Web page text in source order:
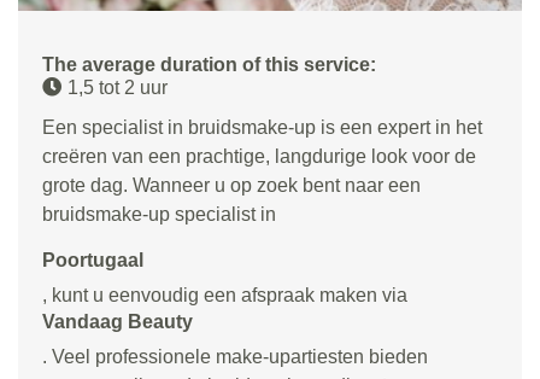
The average duration of this service:
1,5 tot 2 uur
Een specialist in bruidsmake-up is een expert in het
creëren van een prachtige, langdurige look voor de
grote dag. Wanneer u op zoek bent naar een
bruidsmake-up specialist in
Poortugaal
, kunt u eenvoudig een afspraak maken via
Vandaag Beauty
. Veel professionele make-upartiesten bieden